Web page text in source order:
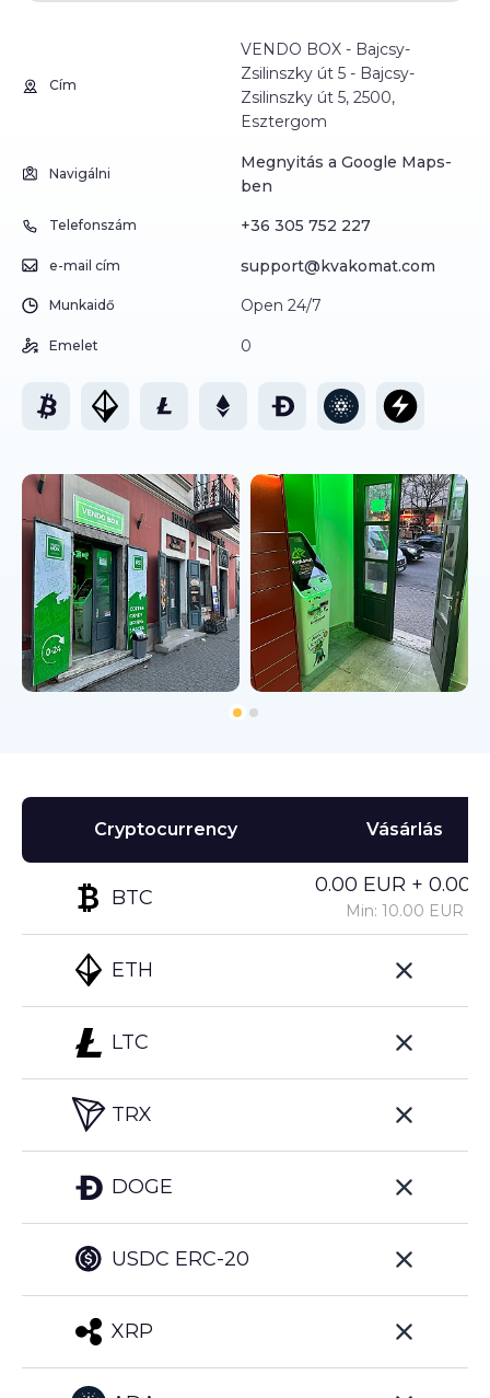
Cím
VENDO BOX - Bajcsy-
Zsilinszky út 5 - Bajcsy-
Zsilinszky út 5, 2500,
Esztergom
Navigálni
Megnyitás a Google Maps-
ben
Telefonszám +36 305 752 227
e-mail cím support@kvakomat.com
Munkaidő Open 24/7
Emelet 0
Cryptocurrency
BTC
ETH
LTC
TRX
DOGE
USDC ERC-20
XRP
Vásárlás
0.00 EUR +
Min: 10.00 EUR